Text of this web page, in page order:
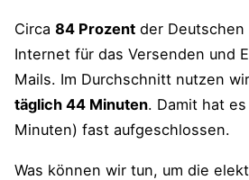
Circa 84 Prozent der
Internet für das Versenden und
Mails. Im Durchschnitt nutzen
täglich 44 Minuten. Damit hat
Minuten) fast aufgeschlossen.
Was können wir tun, um die